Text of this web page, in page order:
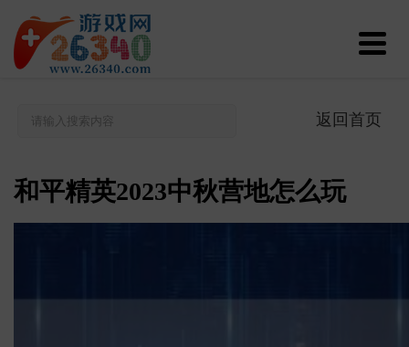
返回首页
和平精英2023中秋营地怎么玩